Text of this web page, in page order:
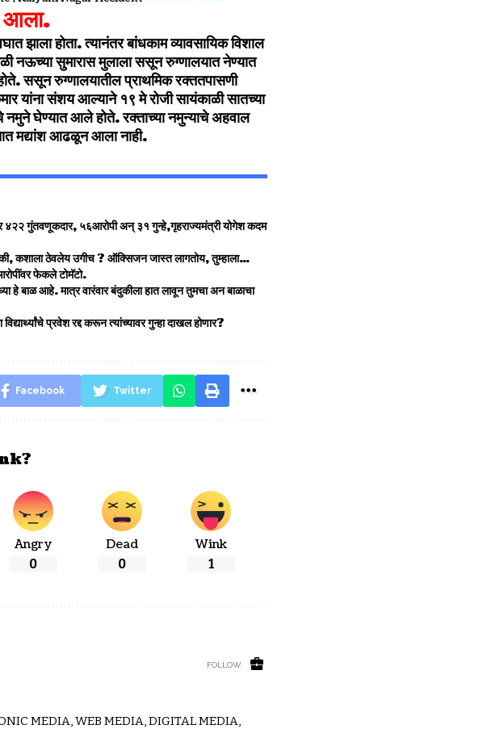
आला.
झाला होता. त्यानंतर बांधकाम व्यावसायिक विशाल
नऊच्या सुमारास मुलाला ससून रुग्णालयात नेण्यात
ससून रुग्णालयातील प्राथमिक रक्ततपासणी
यांना संशय आल्याने १९ मे रोजी सायंकाळी सातच्या
नमुने घेण्यात आले होते. रक्ताच्या नमुन्याचे अहवाल
मद्यांश आढळून आला नाही.
४२२ गुंतवणूकदार, ५६आरोपी अन् ३१ गुन्हे,गृहराज्यमंत्री योगेश कदम
कशाला ठेवलेय उगीच ? ऑक्सिजन जास्त लागतोय, तुम्हाला…
फेकले टोमॅटो.
हे बाळ आहे. मात्र वारंवार बंदुकीला हात लावून तुमचा अन बाळाचा
प्रवेश रद्द करून त्यांच्यावर गुन्हा दाखल होणार?
Facebook Twitter
Angry
0
Dead
0
Wink
1
FOLLOW:
MEDIA, WEB MEDIA, DIGITAL MEDIA,